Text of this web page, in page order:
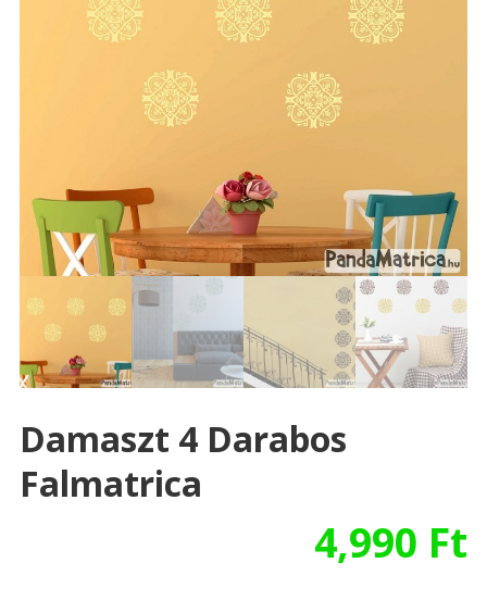
Damaszt 4 Darabos
Falmatrica
4,990 Ft